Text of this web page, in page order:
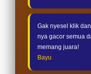
Gak nyesel klik
nya gacor semua
memang juara!
Bayu